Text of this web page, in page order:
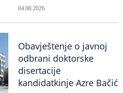
04.08.2026.
Obavještenje o javnoj
odbrani doktorske
disertacije
kandidatkinje Azre Bačić